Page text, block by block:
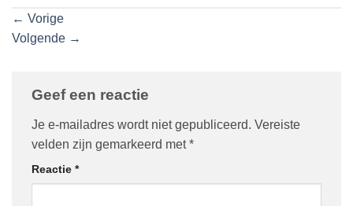
← Vorige
Volgende →
Geef een reactie
Je e-mailadres wordt niet gepubliceerd. Vereiste
velden zijn gemarkeerd met*
Reactie *